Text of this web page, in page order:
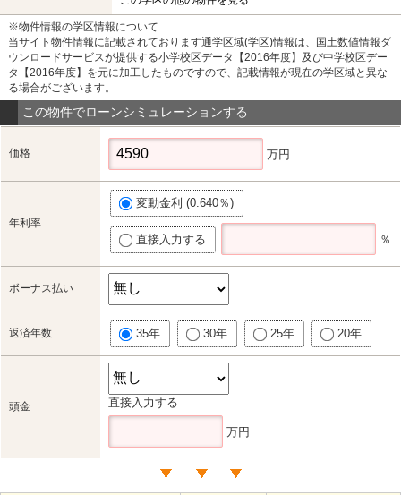
※物件情報の学区情報について
当サイト物件情報に記載されております通学区域(学区)情報は、国土数値情報ダ
ウンロードサービスが提供する小学校区データ【2016年度】及び中学校区デー
タ【2016年度】を元に加工したものですので、記載情報が現在の学区域と異な
る場合がございます。
この物件でローンシミュレーションする
価格 万円
年利率
変動金利 (0.640％)
直接入力する ％
ボーナス払い
返済年数 35年 30年 25年 20年
頭金 直接入力する
万円